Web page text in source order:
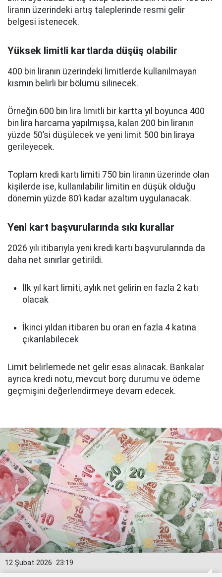
liranın üzerindeki artış taleplerinde resmi gelir
belgesi istenecek.
Yüksek limitli kartlarda düşüş olabilir
400 bin liranın üzerindeki limitlerde kullanılmayan
kısmın belirli bir bölümü silinecek.
Örneğin 600 bin lira limitli bir kartta yıl boyunca 400
bin lira harcama yapılmışsa, kalan 200 bin liranın
yüzde 50’si düşülecek ve yeni limit 500 bin liraya
gerileyecek.
Toplam kredi kartı limiti 750 bin liranın üzerinde olan
kişilerde ise, kullanılabilir limitin en düşük olduğu
dönemin yüzde 80’i kadar azaltım uygulanacak.
Yeni kart başvurularında sıkı kurallar
2026 yılı itibarıyla yeni kredi kartı başvurularında da
daha net sınırlar getirildi.
İlk yıl kart limiti, aylık net gelirin en fazla 2 katı
olacak
İkinci yıldan itibaren bu oran en fazla 4 katına
çıkarılabilecek
Limit belirlemede net gelir esas alınacak. Bankalar
ayrıca kredi notu, mevcut borç durumu ve ödeme
geçmişini değerlendirmeye devam edecek.
23:19
12 Şubat 2026